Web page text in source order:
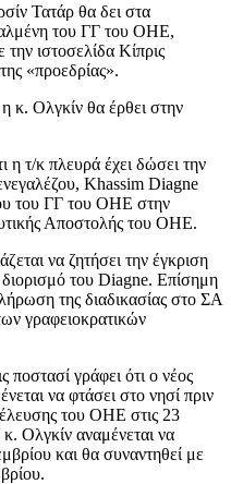
Τατάρ θα δει στα
του ΓΓ του ΟΗΕ,
ιστοσελίδα Κίπρις
«προεδρίας».
κ. Ολγκίν θα έρθει στην
η τ/κ πλευρά έχει δώσει την
Khassim Diagne
του ΓΓ του ΟΗΕ στην
Αποστολής του ΟΗΕ.
να ζητήσει την έγκριση
του Diagne. Επίσημη
της διαδικασίας στο ΣΑ
γραφειοκρατικών
ποστασί γράφει ότι ο νέος
να φτάσει στο νησί πριν
του ΟΗΕ στις 23
Ολγκίν αναμένεται να
και θα συναντηθεί με